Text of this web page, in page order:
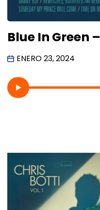
Blue In Green
ENERO 23, 2024